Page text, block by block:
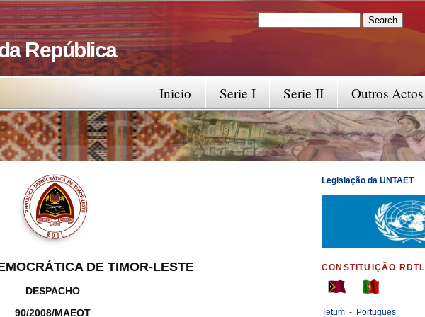
República
Search form
Outros Actos
Serie II
Serie I
Inicio
DE TIMOR-LESTE
DESPACHO
90/2008/MAEOT
Legislação da UNTAET
CONSTITUIÇÃO RDTL
Tetum - Portugues